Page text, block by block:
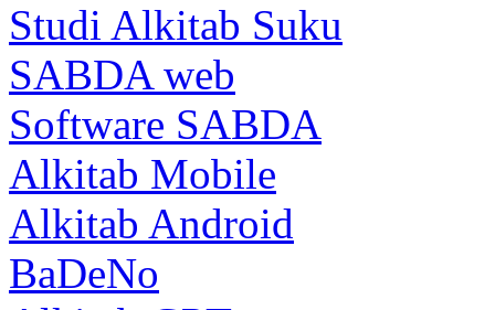
Studi Alkitab Suku
SABDA web
Software SABDA
Alkitab Mobile
Alkitab Android
BaDeNo